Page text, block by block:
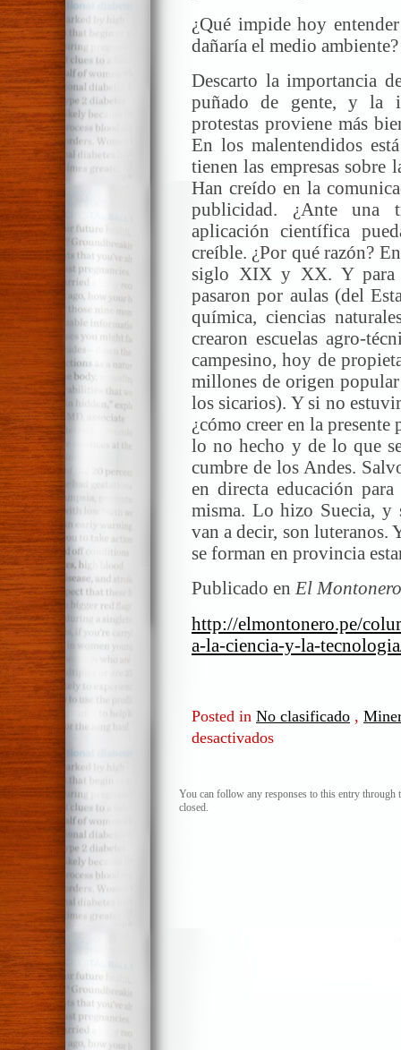
¿Qué impide hoy
dañaría el medio ambiente?
Descarto la importancia
puñado de gente, y la
protestas proviene más
En los malentendidos
tienen las empresas sobre
Han creído en la
publicidad. ¿Ante una
aplicación científica
creíble. ¿Por qué razón?
siglo XIX y XX. Y para
pasaron por aulas (del
química, ciencias
crearon escuelas agro-
campesino, hoy de
millones de origen
los sicarios). Y si no
¿cómo creer en la
lo no hecho y de lo que
cumbre de los Andes.
en directa educación
misma. Lo hizo Suecia,
van a decir, son luteranos.
se forman en provincia
Publicado en El
http://elmontonero.pe/
a-la-ciencia-y-la-
Posted in No clasificado ,
desactivados
un
You can follow any responses to this entry through
closed.